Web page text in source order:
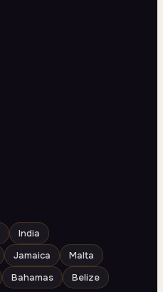
India
Jamaica
Malta
Bahamas Belize